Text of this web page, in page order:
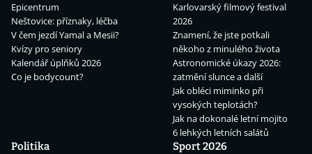
Epicentrum
Neštovice: příznaky, léčba
V čem jezdí Yamal a Mesii?
Kvízy pro seniory
Kalendář úplňků 2026
Co je bodycount?
Karlovarský filmový festival
2026
Znamení, že jste potkali
někoho z minulého života
Astronomické úkazy 2026:
zatmění slunce a další
Jak obléci miminko při
vysokých teplotách?
Jak na dokonalé letní mojito
6 lehkých letních salátů
Politika
Sport 2026